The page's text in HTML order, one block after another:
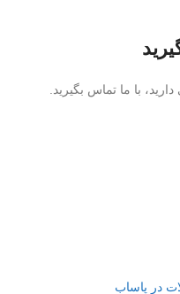
با ما تماس بگیرید.